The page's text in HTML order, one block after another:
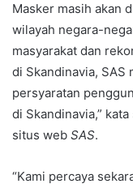
Masker masih akan
wilayah negara-
masyarakat dan
di Skandinavia, SAS
persyaratan
di Skandinavia,”
situs web SAS.
“Kami percaya